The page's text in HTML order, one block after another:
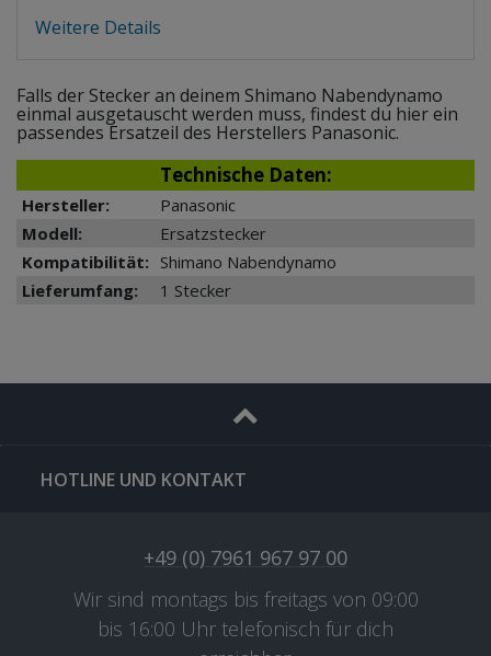
Weitere Details
Falls der Stecker an deinem Shimano Nabendynamo
einmal ausgetauscht werden muss, findest du hier ein
passendes Ersatzeil des Herstellers Panasonic.
Technische Daten:
Hersteller:
Panasonic
Modell:
Ersatzstecker
Kompatibilität: Shimano Nabendynamo
Lieferumfang:
1 Stecker
HOTLINE UND KONTAKT
+49 (0) 7961 967 97 00
Wir sind montags bis freitags von 09:00
bis 16:00 Uhr telefonisch für dich